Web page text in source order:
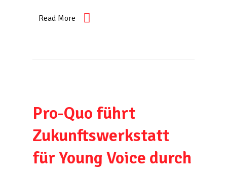
Read More
Pro-Quo führt
Zukunftswerkstatt
für Young Voice durch